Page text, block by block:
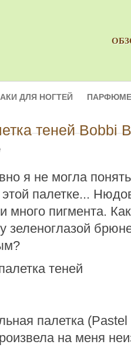
ДЛЯ НОГТЕЙ
теней Bobbi
я не могла
этой палетке...
много пигмента.
зеленоглазой
палетка
на меня